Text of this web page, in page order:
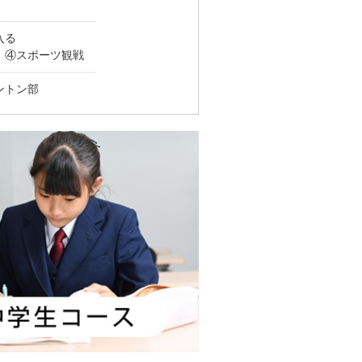
④スポーツ観戦
トン部